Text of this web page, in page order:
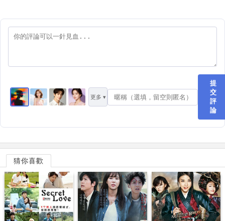
更多 ▾
提
交
評
論
猜你喜歡